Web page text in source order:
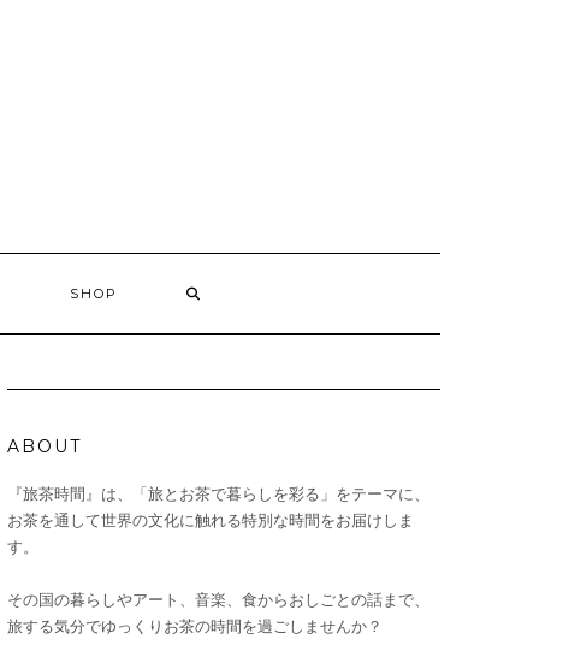
SHOP
ABOUT
『旅茶時間』は、「旅とお茶で暮らしを彩る」をテーマに、
お茶を通して世界の文化に触れる特別な時間をお届けしま
す。
その国の暮らしやアート、音楽、食からおしごとの話まで、
旅する気分でゆっくりお茶の時間を過ごしませんか？